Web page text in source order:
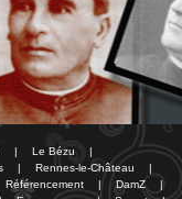
| Le Bézu
|
| Rennes-le-Château
|
Référencement | DamZ
|